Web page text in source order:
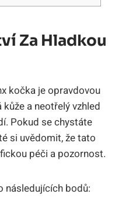
Za Hladkou
kočka je opravdovou
a neotřelý vzhled
Pokud se chystáte
si uvědomit, že tato
péči a pozornost.
následujících bodů: